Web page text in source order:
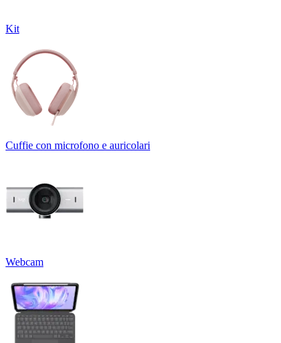
Kit
Cuffie con microfono e auricolari
Webcam